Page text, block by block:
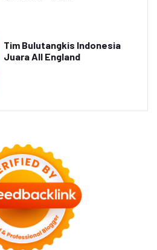
Tim Bulutangkis Indonesia
Juara All England